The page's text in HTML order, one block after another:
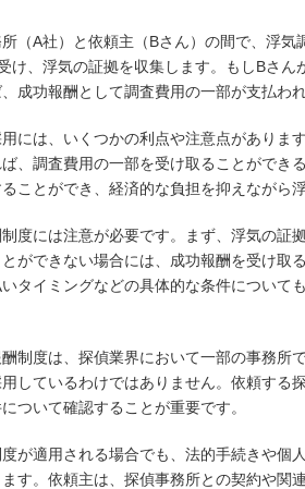
（A社）と依頼主（Bさん）の間で、浮気
け、浮気の証拠を収集します。もしBさ
成功報酬として調査費用の一部が支払わ
には、いくつかの利点や注意点がありま
、調査費用の一部を受け取ることができ
ことができ、経済的な負担を抑えながら
度には注意が必要です。まず、浮気の証
ができない場合には、成功報酬を受け取
タイミングなどの具体的な条件について
制度は、探偵業界において一部の事務所
しているわけではありません。依頼する
ついて確認することが重要です。
が適用される場合でも、法的手続きや個
す。依頼主は、探偵事務所との契約や関